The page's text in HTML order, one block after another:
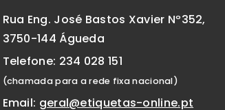
Rua Eng. José Bastos Xavier Nº352,
3750-144 Águeda
Telefone: 234 028 151
(chamada para a rede fixa nacional)
Email: geral@etiquetas-online.pt